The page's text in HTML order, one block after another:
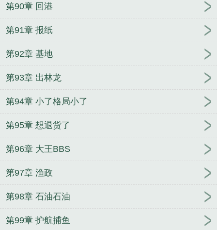
第90章 回港
第91章 报纸
第92章 基地
第93章 出林龙
第94章 小了格局小了
第95章 想退货了
第96章 大王BBS
第97章 渔政
第98章 石油石油
第99章 护航捕鱼